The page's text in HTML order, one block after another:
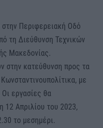
Περιφερειακή Οδό
τη Διεύθυνση Τεχνικών
Μακεδονίας.
στην κατεύθυνση προς τα
με
εργασίες θα
12 Απριλίου του 2023,
το μεσημέρι.